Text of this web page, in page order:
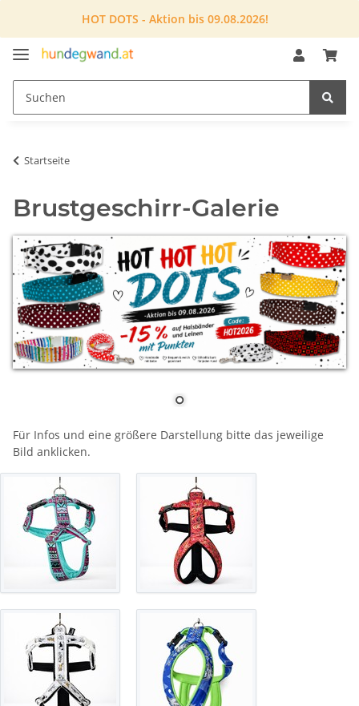
HOT DOTS - Aktion bis 09.08.2026!
Startseite
Brustgeschirr-Galerie
Für Infos und eine größere Darstellung bitte das jeweilige
Bild anklicken.